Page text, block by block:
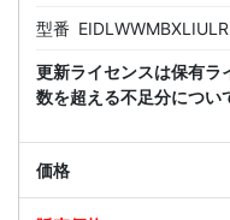
型番
更新ライセンスは保有ラ
数を超える不足分につい